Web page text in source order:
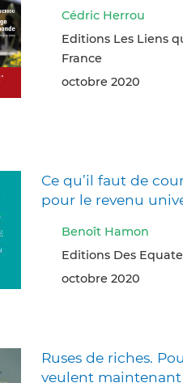
Cédric Herrou
Editions Les Liens
France
octobre 2020
Ce qu’il faut de
pour le revenu
Benoît Hamon
Editions Des
octobre 2020
Ruses de riches.
veulent maintenant